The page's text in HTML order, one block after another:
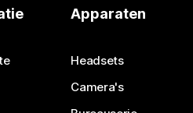
Apparaten
Headsets
Camera's